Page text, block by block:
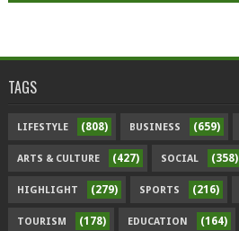
TAGS
LIFESTYLE (808) BUSINESS (659)
ARTS & CULTURE (427) SOCIAL (358)
HIGHLIGHT (279) SPORTS (216)
TOURISM (178) EDUCATION (164)